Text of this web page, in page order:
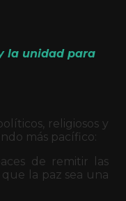
la unidad para
religiosos y
más pacífico:
de remitir las
la paz sea una